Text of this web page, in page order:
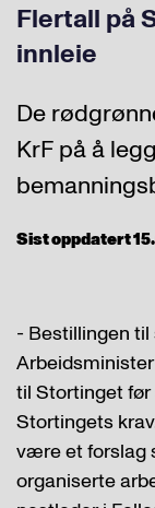
Flertall på
innleie
De
KrF på å
Sist oppdatert
- Bestillingen
til Stortinget
Stortingets
være et forslag
organiserte